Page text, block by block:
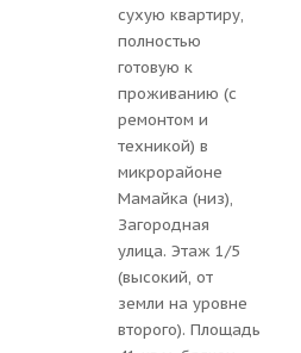
сухую квартиру,
полностью
готовую к
проживанию (с
ремонтом и
техникой) в
микрорайоне
Мамайка (низ),
Загородная
улица. Этаж 1/5
(высокий, от
земли на уровне
второго). Площадь